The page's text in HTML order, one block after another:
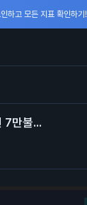
하고 모든 지표 확인하기!
7만불...